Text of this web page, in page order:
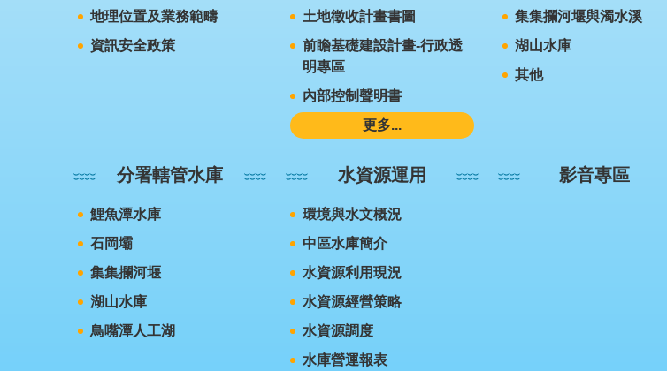
地理位置及業務範疇
資訊安全政策
土地徵收計畫書圖
前瞻基礎建設計畫-行政透
明專區
內部控制聲明書
更多...
集集攔河堰與濁水溪
湖山水庫
其他
分署轄管水庫
鯉魚潭水庫
石岡壩
集集攔河堰
湖山水庫
鳥嘴潭人工湖
水資源運用
環境與水文概況
中區水庫簡介
水資源利用現況
水資源經營策略
水資源調度
水庫營運報表
影音專區